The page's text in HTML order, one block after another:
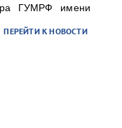
ГУМРФ имени
открытие
ПЕРЕЙТИ К НОВОСТИ